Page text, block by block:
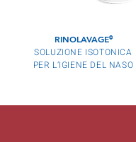
RINOLAVAGE®
SOLUZIONE ISOTONICA
PER L’IGIENE DEL NASO